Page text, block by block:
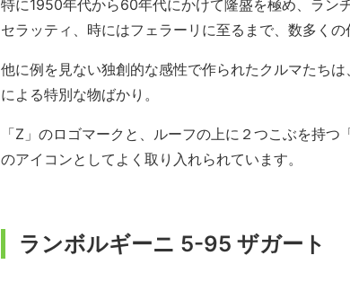
特に1950年代から60年代にかけて隆盛を極め、ラン
セラッティ、時にはフェラーリに至るまで、数多くの
他に例を見ない独創的な感性で作られたクルマたち
による特別な物ばかり。
「Z」のロゴマークと、ルーフの上に２つこぶを持
のアイコンとしてよく取り入れられています。
ランボルギーニ 5-95 ザガート